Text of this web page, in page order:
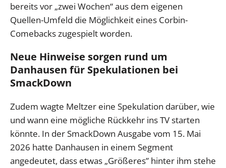
bereits vor „zwei Wochen“ aus dem eigenen
Quellen-Umfeld die Möglichkeit eines Corbin-
Comebacks zugespielt worden.
Neue Hinweise sorgen rund um
Danhausen für Spekulationen bei
SmackDown
Zudem wagte Meltzer eine Spekulation darüber, wie
und wann eine mögliche Rückkehr ins TV starten
könnte. In der SmackDown Ausgabe vom 15. Mai
2026 hatte Danhausen in einem Segment
angedeutet, dass etwas „Größeres” hinter ihm stehe